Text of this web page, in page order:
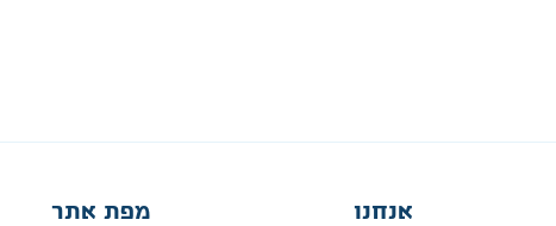
אנחנו מפת אתר